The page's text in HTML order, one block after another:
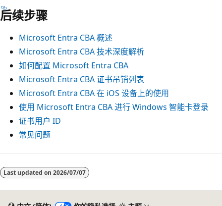
后续步骤
Microsoft Entra CBA 概述
Microsoft Entra CBA 技术深度解析
如何配置 Microsoft Entra CBA
Microsoft Entra CBA 证书吊销列表
Microsoft Entra CBA 在 iOS 设备上的使用
使用 Microsoft Entra CBA 进行 Windows 智能卡登录
证书用户 ID
常见问题
Last updated on 2026/07/07